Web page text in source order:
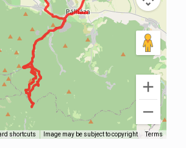
shortcuts Image may be subject to copyright Terms